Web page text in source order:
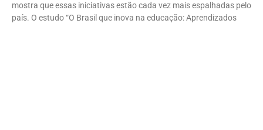
mostra que essas iniciativas estão cada vez mais espalhadas pelo
país. O estudo “O Brasil que inova na educação: Aprendizados